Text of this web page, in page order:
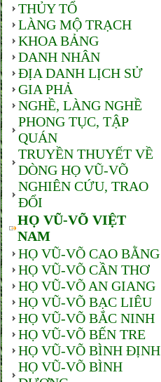
THỦY TỔ
LÀNG MỘ TRẠCH
KHOA BẢNG
DANH NHÂN
ĐỊA DANH LỊCH SỬ
GIA PHẢ
NGHỀ, LÀNG NGHỀ
PHONG TỤC, TẬP
QUÁN
TRUYỀN THUYẾT VỀ
DÒNG HỌ VŨ-VÕ
NGHIÊN CỨU, TRAO
ĐỔI
HỌ VŨ-VÕ VIỆT
NAM
HỌ VŨ-VÕ CAO BẰNG
HỌ VŨ-VÕ CẦN THƠ
HỌ VŨ-VÕ AN GIANG
HỌ VŨ-VÕ BẠC LIÊU
HỌ VŨ-VÕ BẮC NINH
HỌ VŨ-VÕ BẾN TRE
HỌ VŨ-VÕ BÌNH ĐỊNH
HỌ VŨ-VÕ BÌNH